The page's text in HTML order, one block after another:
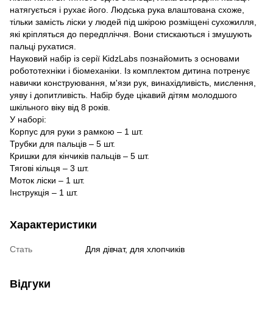
натягується і рухає його. Людська рука влаштована схоже,
тільки замість ліски у людей під шкірою розміщені сухожилля,
які кріпляться до передпліччя. Вони стискаються і змушують
пальці рухатися.
Науковий набір із серії KidzLabs познайомить з основами
робототехніки і біомеханіки. Із комплектом дитина потренує
навички конструювання, м'язи рук, винахідливість, мислення,
уяву і допитливість. Набір буде цікавий дітям молодшого
шкільного віку від 8 років.
У наборі:
Корпус для руки з рамкою – 1 шт.
Трубки для пальців – 5 шт.
Кришки для кінчиків пальців – 5 шт.
Тягові кільця – 3 шт.
Моток ліски – 1 шт.
Інструкція – 1 шт.
Характеристики
Стать Для дівчат, для хлопчиків
Відгуки